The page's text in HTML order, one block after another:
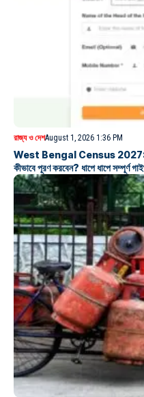
রাজ্য ও দেশAugust 1, 2026 1:36 PM
West Bengal Census 2027:
কীভাবে পূরণ করবেন? ধাপে ধাপে সম্পূর্ণ